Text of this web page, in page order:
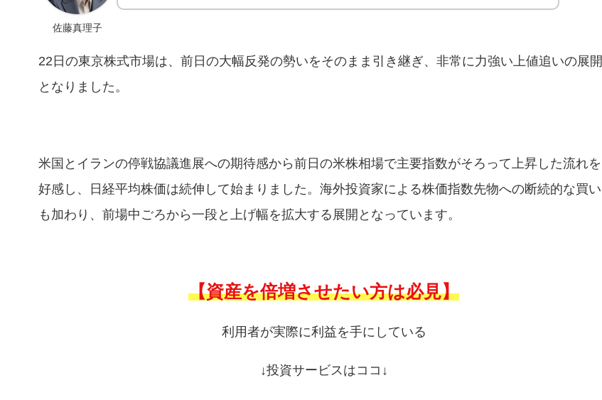
佐藤真理子
22日の東京株式市場は、前日の大幅反発の勢いをそのまま引き継ぎ、非常に力強い上値追いの展開
となりました。
米国とイランの停戦協議進展への期待感から前日の米株相場で主要指数がそろって上昇した流れを
好感し、日経平均株価は続伸して始まりました。海外投資家による株価指数先物への断続的な買い
も加わり、前場中ごろから一段と上げ幅を拡大する展開となっています。
【資産を倍増させたい方は必見】
利用者が実際に利益を手にしている
↓投資サービスはココ↓